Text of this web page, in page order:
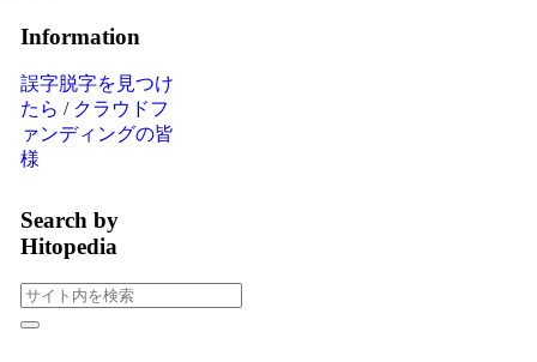
Information
誤字脱字を見つけ
たら / クラウドフ
ァンディングの皆
様
Search by
Hitopedia